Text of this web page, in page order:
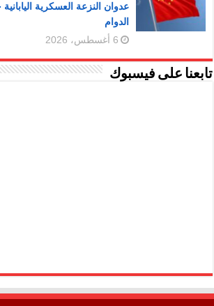
عدوان النزعة العسكرية
الدوام
6 أغسطس، 2026
تابعنا على فيسبوك